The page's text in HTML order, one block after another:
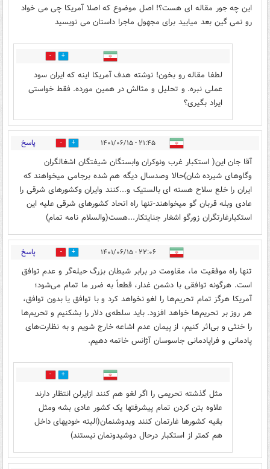
این چه جور مقاله ای هست؟! اصل موضوع که اصلا آمریکا چی می خواد
رو نمی گین بعد میایید برای مجهول ماجرا داستان می نویسید
8
لطفا مقاله رو بخون! نوشته هدف آمریکا اینه که ایران سود
عملی نبره. و تحلیل و مثالش در همین مورده. فقط خواستی
ایراد بگیری؟
۲۱:۴۵ - ۱۴۰۱/۰۶/۱۵ 2 پاسخ
آقا جان این( استکبار غرب ونوکران وابستگان شیفتگان اشغالگران
وگاوهای شیرده شان)حالا وصدسال دیگه هم شده برجامی میخواهند که
ایران را خلع سلاح هسته ای بالستیک و...کنند وایران وکشورهای شرقی را
عادی وبله قربان گو میخواهند-تنها راه اتحاد کشورهای شرقی علیه این
استکبارغارتگران زورگو اشغار جنایتکار...هست(والسلام نامه تمام)
۲۲:۰۶ - ۱۴۰۱/۰۶/۱۵ 3 پاسخ
تنها راه موفقیت ما، مقاومت در برابر شیطان بزرگ حیله‌گر و عدم توافق
است. هرگونه توافقی با دشمن غدار، قطعاً به ضرر ما تمام می‌شود؛
آمریکا هرگز تمام تحریم‌ها را لغو نخواهد کرد و با توافق یا بدون توافق،
هر روز بر تحریم‌ها خواهد افزود. باید سلطه‌ی دلار را بشکنیم و تحریم‌ها
را خنثی و بی‌اثر کنیم، از پیمان عدم اشاعه خارج شویم و به نظارت‌های
پادمانی و فراپادمانی جاسوسان آژانس خاتمه دهیم.
4
مثل گذشته تحریمی را اگر لغو هم کنند ازایرلن انتظار دارند
علاوه بتن کردن تمام پیشرفتها یک کشور عادی بشه ومثل
بقیه کشورها غارتمان کنند وبدوشنمان(البته خودیهای داخل
هم کمتر از استکبار درحال دوشیدونمان نیستند)